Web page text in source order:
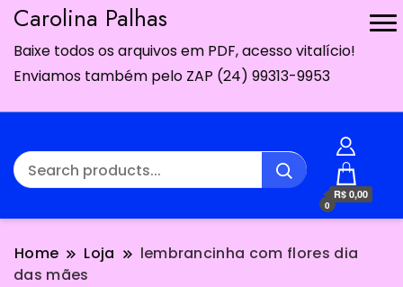
Carolina Palhas
Baixe todos os arquivos em PDF, acesso vitalício!
Enviamos também pelo ZAP (24) 99313-9953
0
R$ 0,00
Home Loja
lembrancinha com flores dia
das mães